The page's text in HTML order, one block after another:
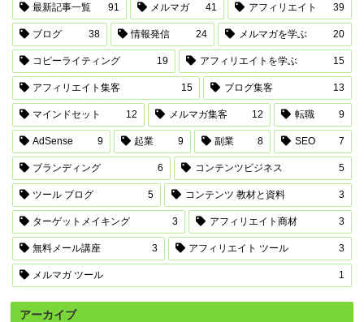
最新記事一覧 91 メルマガ 41 アフィリエイト 39
ブログ 38 情報発信 24 メルマガを学ぶ 20
コピーライティング 19 アフィリエイトを学ぶ 15
アフィリエイト集客 15 ブログ集客 13
マインドセット 12 メルマガ集客 12 転職 9
AdSense 9 起業 9 副業 8 SEO 7
ブランディング 6 コンテンツビジネス 5
ツール ブログ 5 コンテンツ 教材と資料 3
ターゲットメイキング 3 アフィリエイト商材 3
無料メール講座 3 アフィリエイト ツール 3
メルマガ ツール 1
アーカイブ